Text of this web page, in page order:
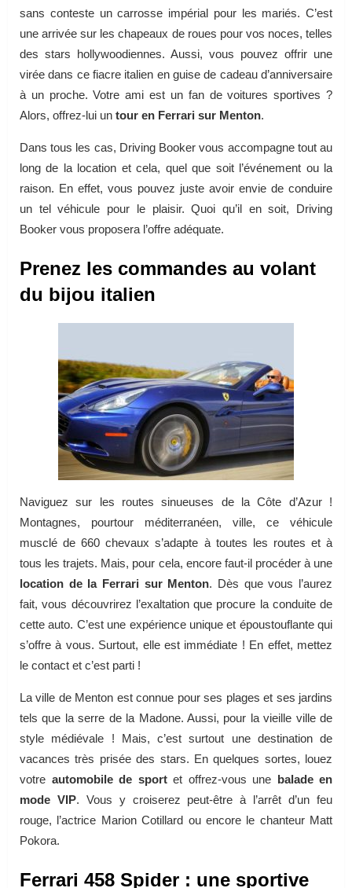
sans conteste un carrosse impérial pour les mariés. C’est
une arrivée sur les chapeaux de roues pour vos noces, telles
des stars hollywoodiennes. Aussi, vous pouvez offrir une
virée dans ce fiacre italien en guise de cadeau d’anniversaire
à un proche. Votre ami est un fan de voitures sportives ?
Alors, offrez-lui un tour en Ferrari sur Menton.
Dans tous les cas, Driving Booker vous accompagne tout au
long de la location et cela, quel que soit l’événement ou la
raison. En effet, vous pouvez juste avoir envie de conduire
un tel véhicule pour le plaisir. Quoi qu’il en soit, Driving
Booker vous proposera l’offre adéquate.
Prenez les commandes au volant
du bijou italien
Naviguez sur les routes sinueuses de la Côte d’Azur !
Montagnes, pourtour méditerranéen, ville, ce véhicule
musclé de 660 chevaux s’adapte à toutes les routes et à
tous les trajets. Mais, pour cela, encore faut-il procéder à une
location de la Ferrari sur Menton. Dès que vous l’aurez
fait, vous découvrirez l’exaltation que procure la conduite de
cette auto. C’est une expérience unique et époustouflante qui
s’offre à vous. Surtout, elle est immédiate ! En effet, mettez
le contact et c’est parti !
La ville de Menton est connue pour ses plages et ses jardins
tels que la serre de la Madone. Aussi, pour la vieille ville de
style médiévale ! Mais, c’est surtout une destination de
vacances très prisée des stars. En quelques sortes, louez
votre automobile de sportet offrez-vous une balade en
mode VIP. Vous y croiserez peut-être à l’arrêt d’un feu
rouge, l’actrice Marion Cotillard ou encore le chanteur Matt
Pokora.
Ferrari 458 Spider : une sportive